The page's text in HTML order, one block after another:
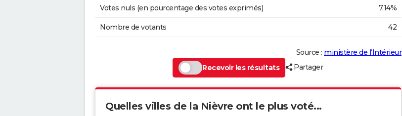
Votes nuls (en pourcentage des votes exprimés) 7,14%
Nombre de votants 42
Source : ministère de l’Intérieur
Recevoir les résultats
Partager
Quelles villes de la Nièvre ont le plus voté...